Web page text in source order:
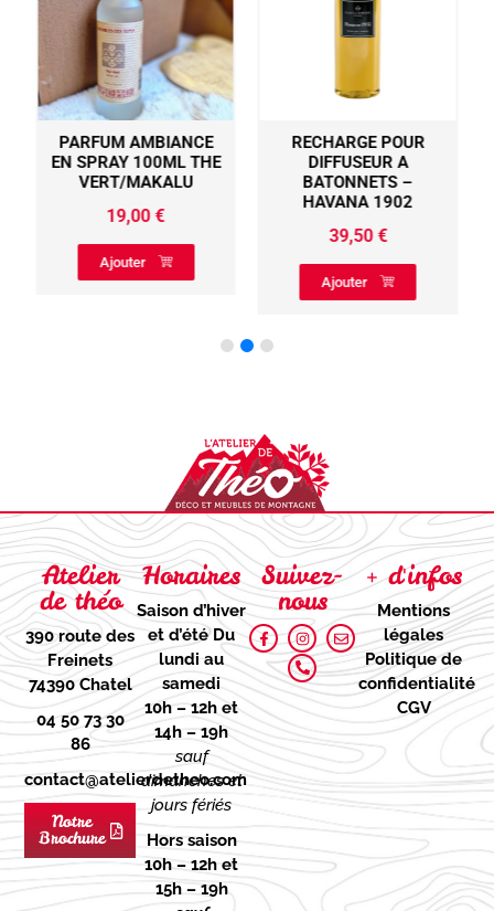
PARFUM AMBIANCE
EN SPRAY 100ML THE
VERT/MAKALU
19,00€
Ajouter
RECHARGE POUR
DIFFUSEUR A
BATONNETS –
HAVANA 1902
39,50€
Ajouter
Atelier
de théo
390 route des
Freinets
74390 Chatel
04 50 73 30
86
contact@atelierdetheo.com
Notre
Brochure
Horaires
Saison d’hiver
et d’étéDu
lundi au
samedi
10h – 12h et
14h – 19h
sauf
dimanches et
jours fériés
Hors saison
10h – 12h et
15h – 19h
Suivez-
nous
+ d'infos
Mentions
légales
Politique de
confidentialité
CGV